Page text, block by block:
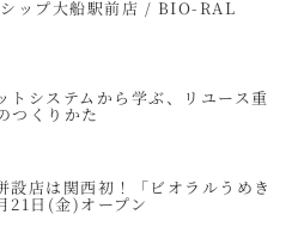
ップ大船駅前店 / BIO-RAL
トシステムから学ぶ、リユース重
つくりかた
設店は関西初！「ビオラルうめき
21日(金)オープン